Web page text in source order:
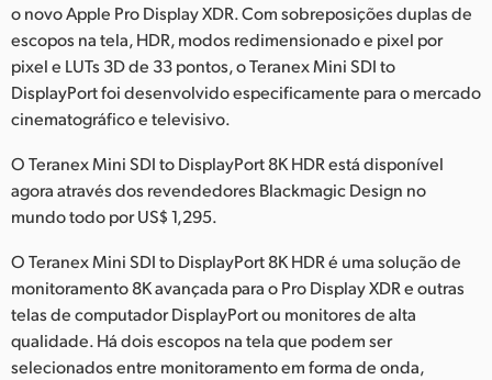
Mexico
Malaysia
Netherlands
New Zealand
Norway
Poland
Portugal
Singapore
o novo Apple Pro Display XDR. Com sobreposições duplas de
escopos na tela, HDR, modos redimensionado e pixel por
pixel e LUTs 3D de 33 pontos, o Teranex Mini SDI to
DisplayPort foi desenvolvido especificamente para o mercado
cinematográfico e televisivo.
O Teranex Mini SDI to DisplayPort 8K HDR está disponível
agora através dos revendedores Blackmagic Design no
mundo todo por US$ 1,295.
O Teranex Mini SDI to DisplayPort 8K HDR é uma solução de
monitoramento 8K avançada para o Pro Display XDR e outras
telas de computador DisplayPort ou monitores de alta
qualidade. Há dois escopos na tela que podem ser
selecionados entre monitoramento em forma de onda,